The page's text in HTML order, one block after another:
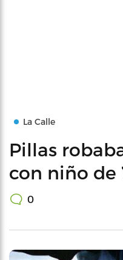
La Calle
Pillas
con niño de
0